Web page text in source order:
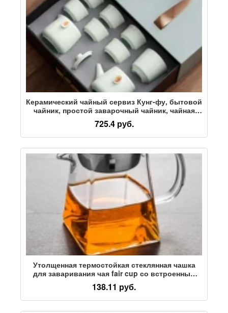
Керамический чайный сервиз Кунг-фу, бытовой
чайник, простой заварочный чайник, чайная
чашка, портативный чайный сервиз для
путешествий на открытом воздухе, подарочная
коробка
725.4 руб.
Утолщенная термостойкая стеклянная чашка
для заваривания чая fair cup со встроенным
фильтром, небольшой дозатор зеленого
цитрусового чая, чайник с защитой от ожогов,
большая емкость
138.11 руб.